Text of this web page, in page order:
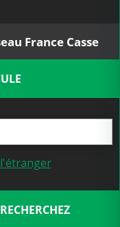
France Casse